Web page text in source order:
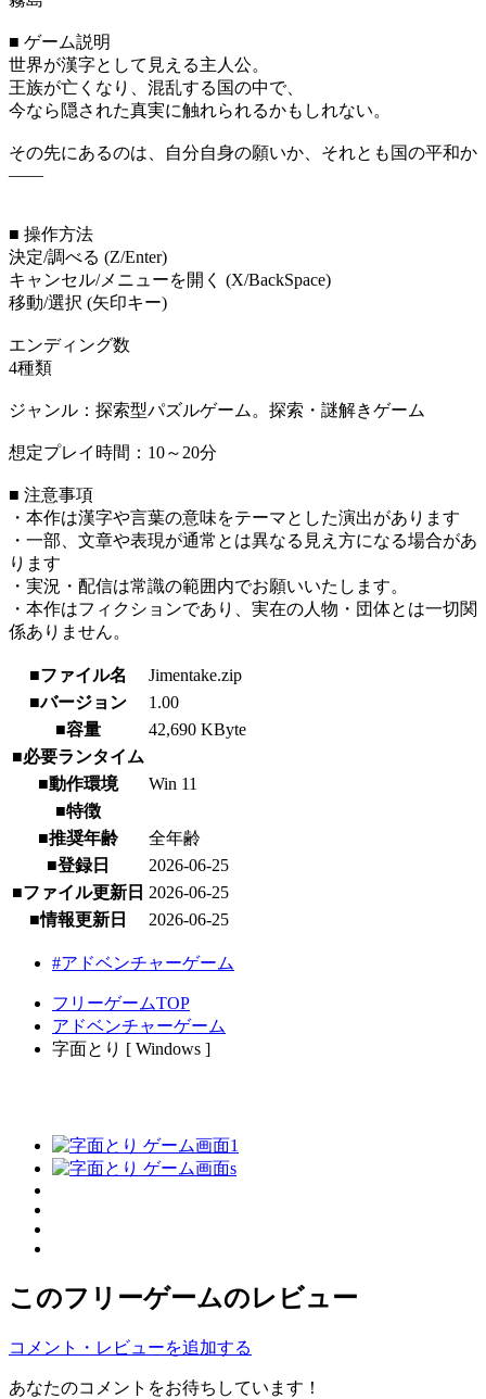
■ ゲーム説明
世界が漢字として見える主人公。
王族が亡くなり、混乱する国の中で、
今なら隠された真実に触れられるかもしれない。
その先にあるのは、自分自身の願いか、それとも国の平和か
——
■ 操作方法
決定/調べる (Z/Enter)
キャンセル/メニューを開く (X/BackSpace)
移動/選択 (矢印キー)
エンディング数
4種類
ジャンル：探索型パズルゲーム。探索・謎解きゲーム
想定プレイ時間：10～20分
■ 注意事項
・本作は漢字や言葉の意味をテーマとした演出があります
・一部、文章や表現が通常とは異なる見え方になる場合があ
ります
・実況・配信は常識の範囲内でお願いいたします。
・本作はフィクションであり、実在の人物・団体とは一切関
係ありません。
■ファイル名
Jimentake.zip
■バージョン
1.00
■容量
42,690 KByte
■必要ランタイム
■動作環境
Win 11
■特徴
■推奨年齢
全年齢
■登録日
2026-06-25
■ファイル更新日 2026-06-25
■情報更新日
2026-06-25
#アドベンチャーゲーム
フリーゲームTOP
アドベンチャーゲーム
字面とり [ Windows ]
このフリーゲームのレビュー
コメント・レビューを追加する
あなたのコメントをお待ちしています！